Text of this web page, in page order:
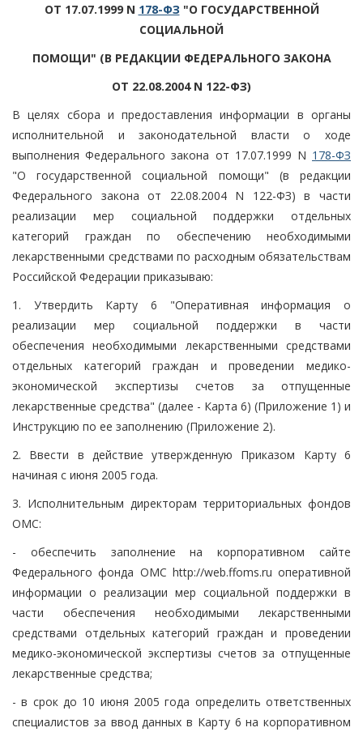
ОТ 17.07.1999 N 178-ФЗ "О ГОСУДАРСТВЕННОЙ
СОЦИАЛЬНОЙ
ПОМОЩИ" (В РЕДАКЦИИ ФЕДЕРАЛЬНОГО ЗАКОНА
ОТ 22.08.2004 N 122-ФЗ)
В целях сбора и предоставления информации в органы
исполнительной и законодательной власти о ходе
выполнения Федерального закона от 17.07.1999 N 178-ФЗ
"О государственной социальной помощи" (в редакции
Федерального закона от 22.08.2004 N 122-ФЗ) в части
реализации мер социальной поддержки отдельных
категорий граждан по обеспечению необходимыми
лекарственными средствами по расходным обязательствам
Российской Федерации приказываю:
1. Утвердить Карту 6 "Оперативная информация о
реализации мер социальной поддержки в части
обеспечения необходимыми лекарственными средствами
отдельных категорий граждан и проведении медико-
экономической экспертизы счетов за отпущенные
лекарственные средства" (далее - Карта 6) (Приложение 1) и
Инструкцию по ее заполнению (Приложение 2).
2. Ввести в действие утвержденную Приказом Карту 6
начиная с июня 2005 года.
3. Исполнительным директорам территориальных фондов
ОМС:
- обеспечить заполнение на корпоративном сайте
Федерального фонда ОМС http://web.ffoms.ru оперативной
информации о реализации мер социальной поддержки в
части обеспечения необходимыми лекарственными
средствами отдельных категорий граждан и проведении
медико-экономической экспертизы счетов за отпущенные
лекарственные средства;
- в срок до 10 июня 2005 года определить ответственных
специалистов за ввод данных в Карту 6 на корпоративном